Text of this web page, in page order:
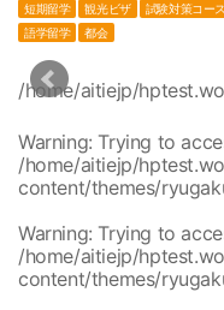
短期留学
観光ビザ
試験対策コー
語学留学
都会
/home/aitiejp/
/home/aitiejp/
content/themes/
/home/aitiejp/
content/themes/
/home/aitiejp/
content/themes/
/home/aitiejp/
content/themes/
Warning: Trying to
/home/aitiejp/
content/themes/
Warning: Trying to
/home/aitiejp/
content/themes/